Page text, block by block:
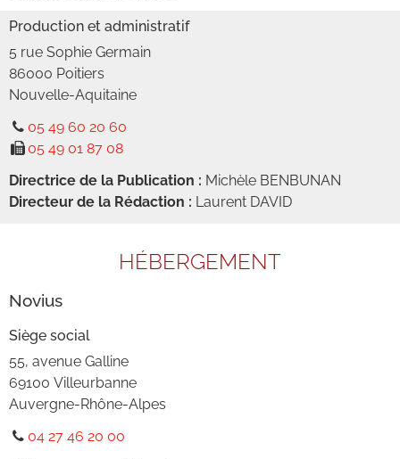
Production et administratif
5 rue Sophie Germain
86000 Poitiers
Nouvelle-Aquitaine
05 49 60 20 60
05 49 01 87 08
Directrice de la Publication : Michèle BENBUNAN
Directeur de la Rédaction : Laurent DAVID
HÉBERGEMENT
Novius
Siège social
55, avenue Galline
69100 Villeurbanne
Auvergne-Rhône-Alpes
04 27 46 20 00